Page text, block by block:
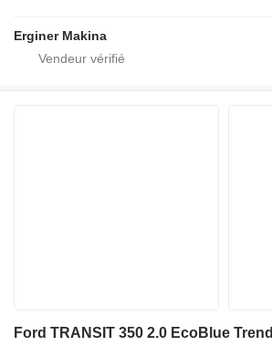
Erginer Makina
Ford TRANSIT 350 2.0 EcoBlue Trend